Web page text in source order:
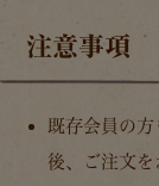
注意事項
既存会員の
後、ご注文を